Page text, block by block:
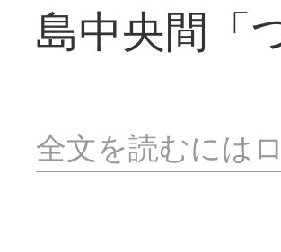
島中央間「
全文を読むには